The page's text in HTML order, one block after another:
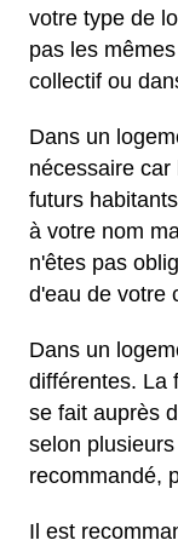
votre type de
pas les
collectif ou
Dans un
nécessaire
futurs
à votre nom
n'êtes pas
d'eau de votre
Dans un
différentes. La
se fait auprès
selon
recommandé,
Il est